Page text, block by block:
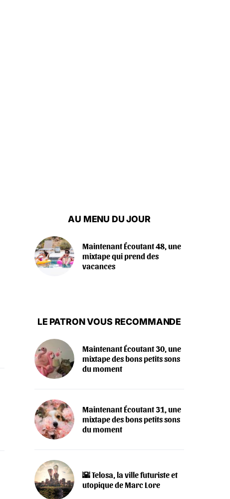
AU MENU DU JOUR
Maintenant Écoutant 48, une
mixtape qui prend des
vacances
LE PATRON VOUS RECOMMANDE
Maintenant Écoutant 30, une
mixtape des bons petits sons
du moment
Maintenant Écoutant 31, une
mixtape des bons petits sons
du moment
🌇 Telosa, la ville futuriste et
utopique de Marc Lore